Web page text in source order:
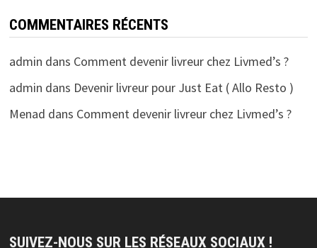
COMMENTAIRES RÉCENTS
admin dans Comment devenir livreur chez Livmed’s ?
admin dans Devenir livreur pour Just Eat ( Allo Resto )
Menad dans Comment devenir livreur chez Livmed’s ?
SUIVEZ-NOUS SUR LES RÉSEAUX SOCIAUX !